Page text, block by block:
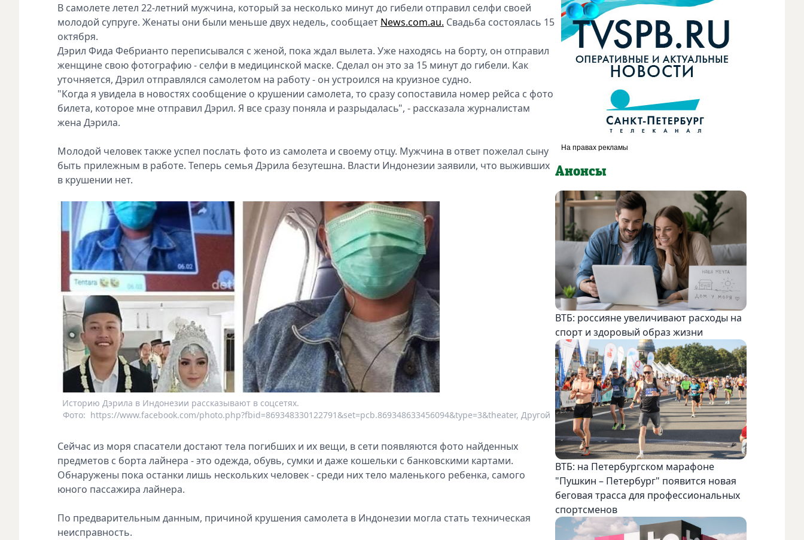
В самолете летел 22-летний мужчина, который за несколько минут до гибели отправил селфи своей
молодой супруге. Женаты они были меньше двух недель, сообщает News.com.au. Свадьба состоялась 15
октября.
Дэрил Фида Фебрианто переписывался с женой, пока ждал вылета. Уже находясь на борту, он отправил
женщине свою фотографию - селфи в медицинской маске. Сделал он это за 15 минут до гибели. Как
уточняется, Дэрил отправлялся самолетом на работу - он устроился на круизное судно.
"Когда я увидела в новостях сообщение о крушении самолета, то сразу сопоставила номер рейса с фото
билета, которое мне отправил Дэрил. Я все сразу поняла и разрыдалась", - рассказала журналистам
жена Дэрила.
Молодой человек также успел послать фото из самолета и своему отцу. Мужчина в ответ пожелал сыну
быть прилежным в работе. Теперь семья Дэрила безутешна. Власти Индонезии заявили, что выживших
в крушении нет.
Историю Дэрила в Индонезии рассказывают в соцсетях.
https://www.facebook.com/photo.php?fbid=869348330122791&set=pcb.869348633456094&type=3&theater, Другой
Фото:
Сейчас из моря спасатели достают тела погибших и их вещи, в сети появляются фото найденных
предметов с борта лайнера - это одежда, обувь, сумки и даже кошельки с банковскими картами.
Обнаружены пока останки лишь нескольких человек - среди них тело маленького ребенка, самого
юного пассажира лайнера.
По предварительным данным, причиной крушения самолета в Индонезии могла стать техническая
неисправность.
Анонсы
ВТБ: россияне увеличивают расходы на
спорт и здоровый образ жизни
ВТБ: на Петербургском марафоне
"Пушкин – Петербург" появится новая
беговая трасса для профессиональных
спортсменов